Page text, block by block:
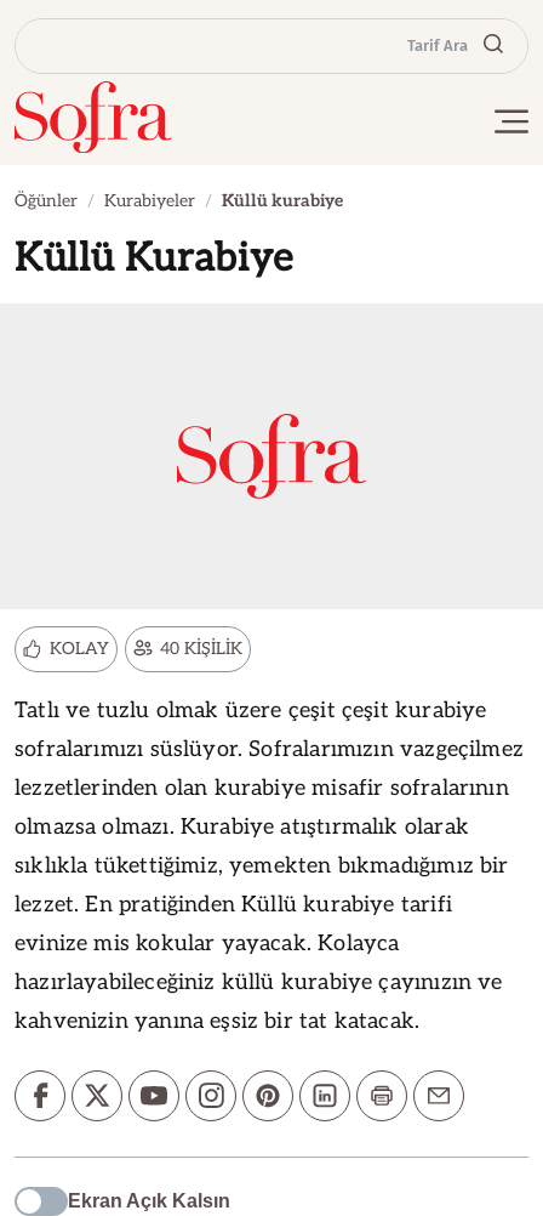
Tarif Ara
Öğünler Kurabiyeler Küllü kurabiye
Küllü Kurabiye
KOLAY 40 KİŞİLİK
Tatlı ve tuzlu olmak üzere çeşit çeşit kurabiye
sofralarımızı süslüyor. Sofralarımızın vazgeçilmez
lezzetlerinden olan kurabiye misafir sofralarının
olmazsa olmazı. Kurabiye atıştırmalık olarak
sıklıkla tükettiğimiz, yemekten bıkmadığımız bir
lezzet. En pratiğinden Küllü kurabiye tarifi
evinize mis kokular yayacak. Kolayca
hazırlayabileceğiniz küllü kurabiye çayınızın ve
kahvenizin yanına eşsiz bir tat katacak.
Ekran Açık Kalsın